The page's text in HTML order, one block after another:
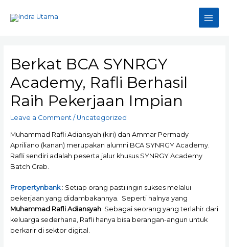
Main
Berkat BCA SYNRGY
Academy, Rafli Berhasil
Raih Pekerjaan Impian
Leave a Comment / Uncategorized
Muhammad Rafli Adiansyah (kiri) dan Ammar Permady
Apriliano (kanan) merupakan alumni BCA SYNRGY Academy.
Rafli sendiri adalah peserta jalur khusus SYNRGY Academy
Batch Grab.
Propertynbank: Setiap orang pasti ingin sukses melalui
pekerjaan yang didambakannya. Seperti halnya yang
Muhammad Rafli Adiansyah. Sebagai seorang yang terlahir dari
keluarga sederhana, Rafli hanya bisa berangan-angun untuk
berkarir di sektor digital.